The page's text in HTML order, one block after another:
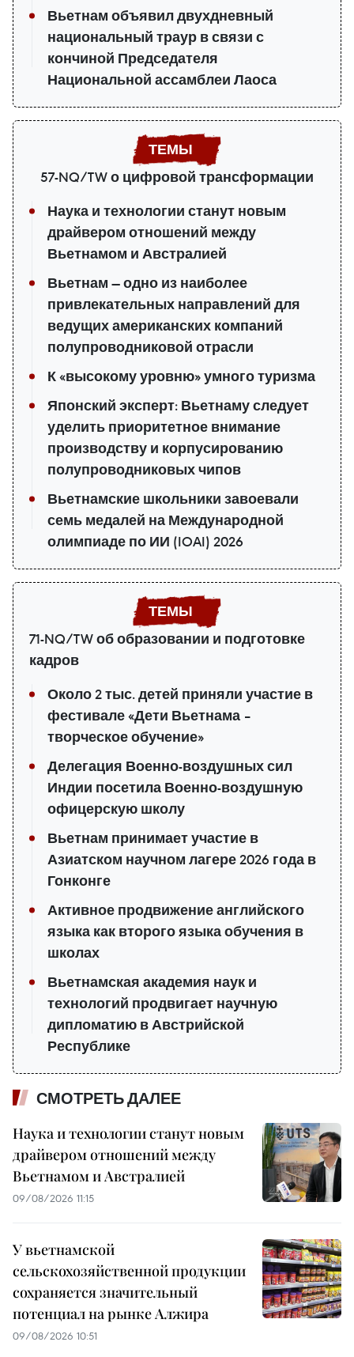
Вьетнам объявил двухдневный
национальный траур в связи с
кончиной Председателя
Национальной ассамблеи Лаоса
57-NQ/TW о цифровой трансформации
Наука и технологии станут новым
драйвером отношений между
Вьетнамом и Австралией
Вьетнам — одно из наиболее
привлекательных направлений для
ведущих американских компаний
полупроводниковой отрасли
К «высокому уровню» умного туризма
Японский эксперт: Вьетнаму следует
уделить приоритетное внимание
производству и корпусированию
полупроводниковых чипов
Вьетнамские школьники завоевали
семь медалей на Международной
олимпиаде по ИИ (IOAI) 2026
71-NQ/TW об образовании и подготовке
кадров
Около 2 тыс. детей приняли участие в
фестивале «Дети Вьетнама –
творческое обучение»
Делегация Военно-воздушных сил
Индии посетила Военно-воздушную
офицерскую школу
Вьетнам принимает участие в
Азиатском научном лагере 2026 года в
Гонконге
Активное продвижение английского
языка как второго языка обучения в
школах
Вьетнамская академия наук и
технологий продвигает научную
дипломатию в Австрийской
Республике
СМОТРЕТЬ ДАЛЕЕ
Наука и технологии станут новым
драйвером отношений между
Вьетнамом и Австралией
09/08/2026 11:15
У вьетнамской
сельскохозяйственной продукции
сохраняется значительный
потенциал на рынке Алжира
09/08/2026 10:51